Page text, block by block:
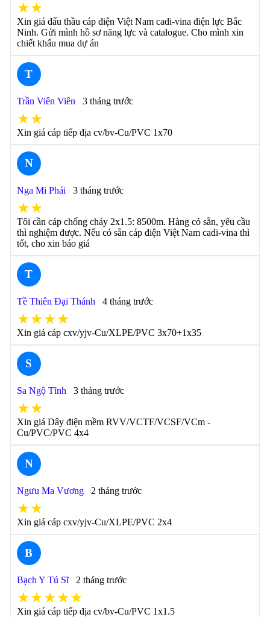
★★
Xin giá đấu thầu cáp điện Việt Nam cadi-vina điện lực Bắc
Ninh. Gửi mình hồ sơ năng lực và catalogue. Cho mình xin
chiết khấu mua dự án
T
Trần Viên Viên 3 tháng trước
★★
Xin giá cáp tiếp địa cv/bv-Cu/PVC 1x70
N
Nga Mi Phái 3 tháng trước
★★
Tôi cần cáp chống cháy 2x1.5: 8500m. Hàng có sẵn, yêu cầu
thì nghiệm được. Nếu có sẵn cáp điện Việt Nam cadi-vina thì
tốt, cho xin báo giá
T
Tề Thiên Đại Thánh 4 tháng trước
★★★★
Xin giá cáp cxv/yjv-Cu/XLPE/PVC 3x70+1x35
S
Sa Ngộ Tĩnh 3 tháng trước
★★
Xin giá Dây điện mềm RVV/VCTF/VCSF/VCm -
Cu/PVC/PVC 4x4
N
Ngưu Ma Vương 2 tháng trước
★★
Xin giá cáp cxv/yjv-Cu/XLPE/PVC 2x4
B
Bạch Y Tú Sĩ 2 tháng trước
★★★★★
Xin giá cáp tiếp địa cv/bv-Cu/PVC 1x1.5